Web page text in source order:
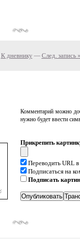
К дневнику — След. запись »
Комментарий можно
нужно будет ввести
Прикрепить
Переводить URL
Подписаться на
Подписать